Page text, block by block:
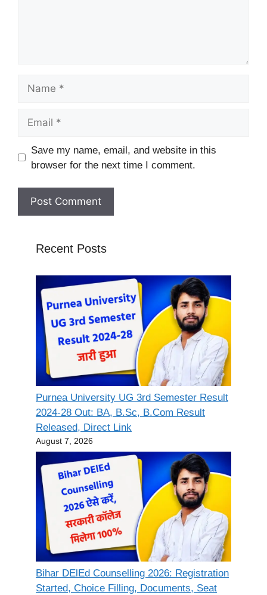
Name
Email
Website
Save my name, email, and website in this
browser for the next time I comment.
Recent Posts
Purnea University UG 3rd Semester Result
2024-28 Out: BA, B.Sc, B.Com Result
Released, Direct Link
August 7, 2026
Bihar DElEd Counselling 2026: Registration
Started, Choice Filling, Documents, Seat